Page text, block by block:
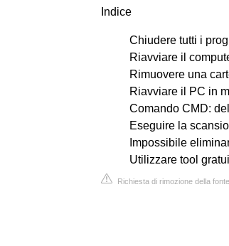
Indice
Chiudere tutti i
Riavviare il
Rimuovere una
Riavviare il PC in
Comando CMD:
Eseguire la
Impossibile
Utilizzare tool
Richiesta di rimozione della fonte